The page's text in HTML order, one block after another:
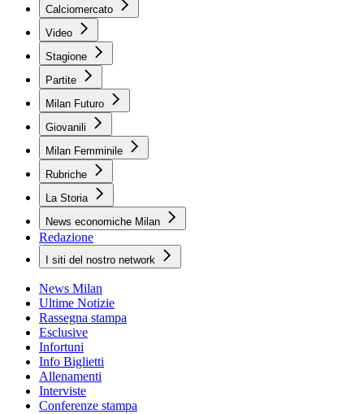
Calciomercato
Video
Stagione
Partite
Milan Futuro
Giovanili
Milan Femminile
Rubriche
La Storia
News economiche Milan
Redazione
I siti del nostro network
News Milan
Ultime Notizie
Rassegna stampa
Esclusive
Infortuni
Info Biglietti
Allenamenti
Interviste
Conferenze stampa